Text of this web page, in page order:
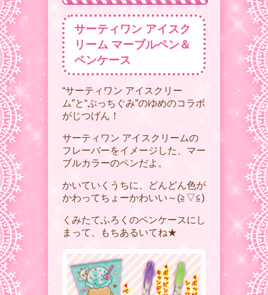
サーティワン アイスク
リーム マーブルペン＆
ペンケース
“サーティワン アイスクリー
ム”と“ぷっちぐみ”のゆめのコラボ
がじつげん！
サーティワン アイスクリームの
フレーバーをイメージした、マー
ブルカラーのペンだよ。
かいていくうちに、どんどん色が
かわってちょーかわいい～(≧▽≦)
くみたてふろくのペンケースにし
まって、もちあるいてね★